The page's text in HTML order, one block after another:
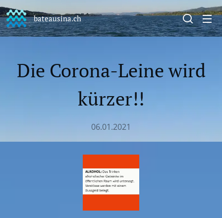
bateausina.ch
Die Corona-Leine wird
kürzer!!
06.01.2021